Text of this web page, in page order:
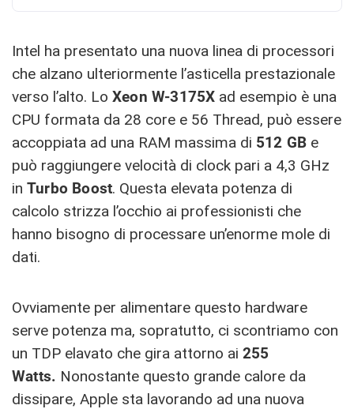
Intel ha presentato una nuova linea di processori
che alzano ulteriormente l’asticella prestazionale
verso l’alto. Lo Xeon W-3175X ad esempio è una
CPU formata da 28 core e 56 Thread, può essere
accoppiata ad una RAM massima di 512 GB e
può raggiungere velocità di clock pari a 4,3 GHz
in Turbo Boost. Questa elevata potenza di
calcolo strizza l’occhio ai professionisti che
hanno bisogno di processare un’enorme mole di
dati.
Ovviamente per alimentare questo hardware
serve potenza ma, sopratutto, ci scontriamo con
un TDP elavato che gira attorno ai 255
Watts. Nonostante questo grande calore da
dissipare, Apple sta lavorando ad una nuova